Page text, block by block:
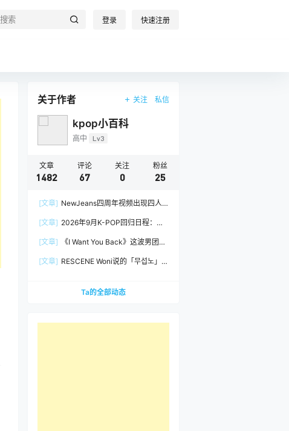
登录 快速注册
关于作者 关注 私信
kpop小百科
高中 Lv3
文章
1482
评论
67
关注
0
粉丝
25
[文章] NewJeans四周年视频出现四人
[文章] 2026年9月K-POP回归日程：
[文章]
《I Want You Back》这波男团挑
[文章] RESCENE Woni说的「무섭노」
Ta的全部动态